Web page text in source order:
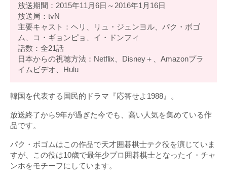
放送期間：2015年11月6日～2016年1月16日
放送局：tvN
主要キャスト：ヘリ、リュ・ジュンヨル、パク・ボゴ
ム、コ・ギョンピョ、イ・ドンフィ
話数：全21話
日本からの視聴方法：Netflix、Disney＋、Amazonプラ
イムビデオ、Hulu
韓国を代表する国民的ドラマ『応答せよ1988』。
放送終了から9年が過ぎた今でも、高い人気を集めている作
品です。
パク・ボゴムはこの作品で天才囲碁棋士テク役を演じていま
すが、この役は10歳で最年少プロ囲碁棋士となったイ・チャ
ンホをモチーフにしています。